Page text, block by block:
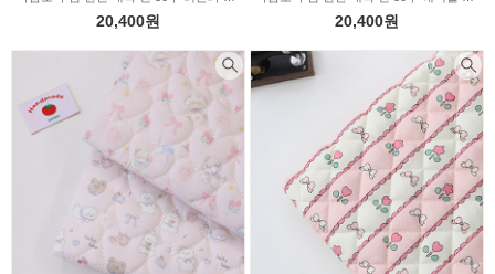
20,400원 20,400원